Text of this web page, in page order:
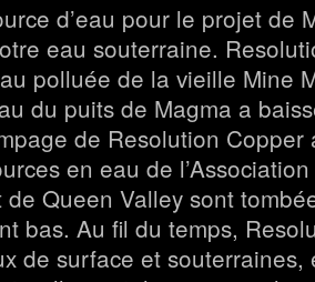
d’eau pour le projet de
eau souterraine.
polluée de la vieille Mine
du puits de Magma a
de Resolution
en eau de
Queen Valley sont
bas. Au fil du temps,
de surface et